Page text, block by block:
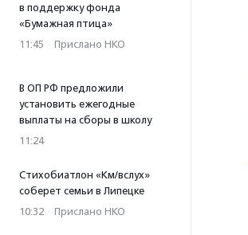
в поддержку фонда
«Бумажная птица»
11:45 · Прислано НКО
В ОП РФ предложили
установить ежегодные
выплаты на сборы в школу
11:24
Стихобиатлон «Км/вслух»
соберет семьи в Липецке
10:32 · Прислано НКО